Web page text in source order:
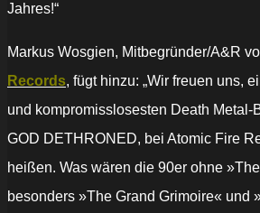
Jahres!“
Markus Wosgien, Mitbegründer/A&R
Records, fügt hinzu: „Wir freuen uns,
und kompromisslosesten Death Metal-
GOD DETHRONED, bei Atomic Fire
heißen. Was wären die 90er ohne
besonders »The Grand Grimoire« und